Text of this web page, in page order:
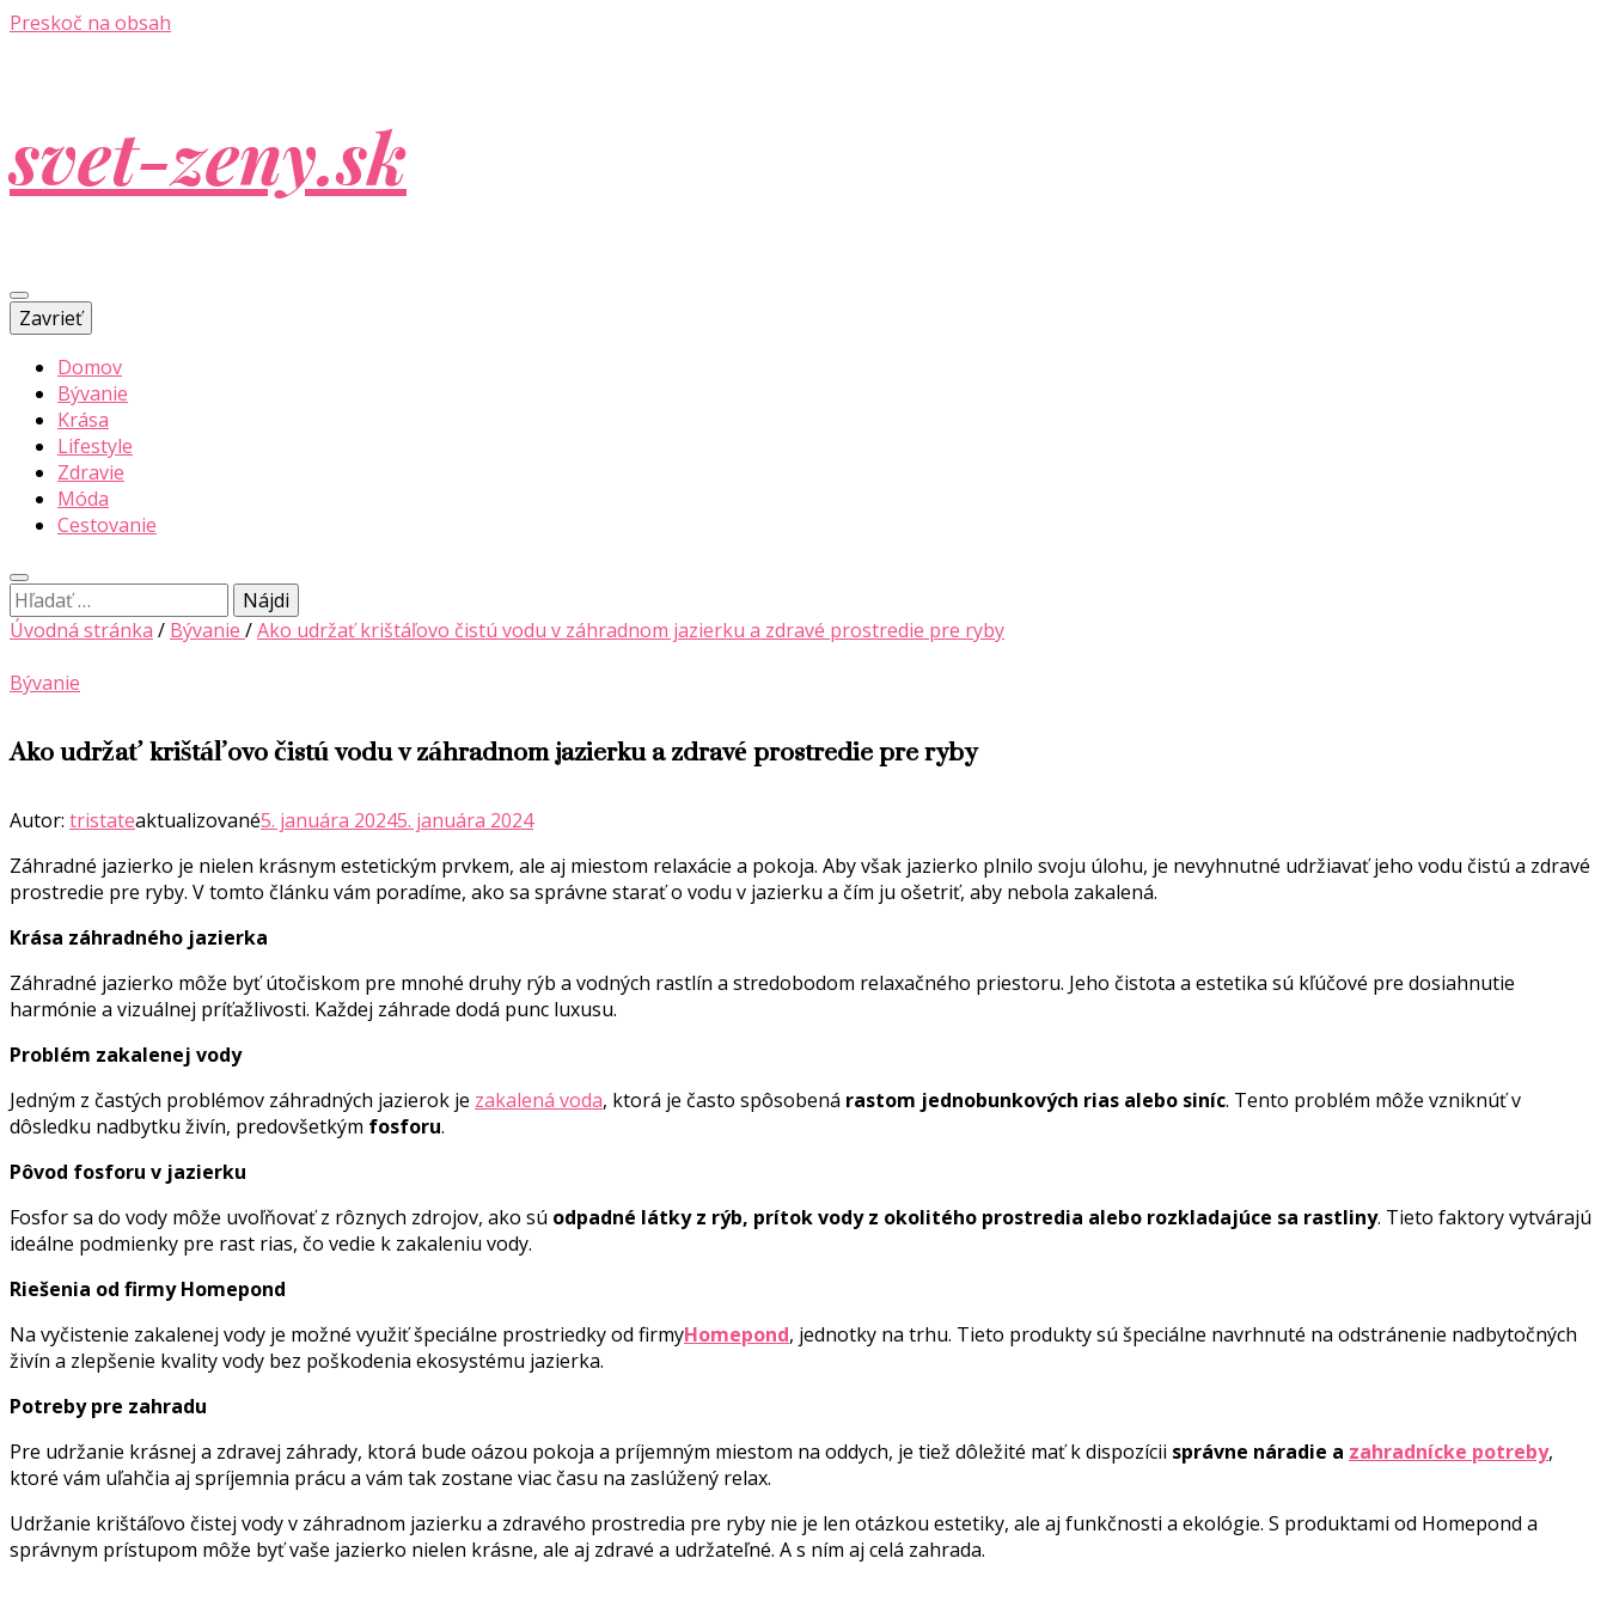
Preskoč na obsah
svet-zeny.sk
Zavrieť
Domov
Bývanie
Krása
Lifestyle
Zdravie
Móda
Cestovanie
Hľadať:
Úvodná stránka / Bývanie /Ako udržať krištáľovo čistú vodu v záhradnom jazierku a zdravé prostredie pre ryby
Bývanie
Ako udržať krištáľovo čistú vodu v záhradnom jazierku a zdravé prostredie pre ryby
Autor: tristateaktualizované5. januára 20245. januára 2024
Záhradné jazierko je nielen krásnym estetickým prvkem, ale aj miestom relaxácie a pokoja. Aby však jazierko plnilo svoju úlohu, je nevyhnutné udržiavať jeho vodu čistú a zdravé
prostredie pre ryby. V tomto článku vám poradíme, ako sa správne starať o vodu v jazierku a čím ju ošetriť, aby nebola zakalená.
Krása záhradného jazierka
Záhradné jazierko môže byť útočiskom pre mnohé druhy rýb a vodných rastlín a stredobodom relaxačného priestoru. Jeho čistota a estetika sú kľúčové pre dosiahnutie
harmónie a vizuálnej príťažlivosti. Každej záhrade dodá punc luxusu.
Problém zakalenej vody
Jedným z častých problémov záhradných jazierok je zakalená voda, ktorá je často spôsobená rastom jednobunkových rias alebo siníc. Tento problém môže vzniknúť v
dôsledku nadbytku živín, predovšetkým fosforu.
Pôvod fosforu v jazierku
Fosfor sa do vody môže uvoľňovať z rôznych zdrojov, ako sú odpadné látky z rýb, prítok vody z okolitého prostredia alebo rozkladajúce sa rastliny. Tieto faktory vytvárajú
ideálne podmienky pre rast rias, čo vedie k zakaleniu vody.
Riešenia od firmy Homepond
Na vyčistenie zakalenej vody je možné využiť špeciálne prostriedky od firmyHomepond, jednotky na trhu. Tieto produkty sú špeciálne navrhnuté na odstránenie nadbytočných
živín a zlepšenie kvality vody bez poškodenia ekosystému jazierka.
Potreby pre zahradu
Pre udržanie krásnej a zdravej záhrady, ktorá bude oázou pokoja a príjemným miestom na oddych, je tiež dôležité mať k dispozícii správne náradie a zahradnícke potreby,
ktoré vám uľahčia aj spríjemnia prácu a vám tak zostane viac času na zaslúžený relax.
Udržanie krištáľovo čistej vody v záhradnom jazierku a zdravého prostredia pre ryby nie je len otázkou estetiky, ale aj funkčnosti a ekológie. S produktami od Homepond a
správnym prístupom môže byť vaše jazierko nielen krásne, ale aj zdravé a udržateľné. A s ním aj celá zahrada.